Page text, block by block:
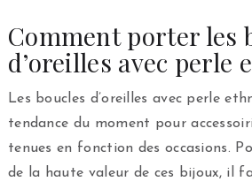
Comment porter les
d’oreilles avec perle
Les boucles d’oreilles avec perle
tendance du moment pour
tenues en fonction des occasions.
de la haute valeur de ces bijoux, il